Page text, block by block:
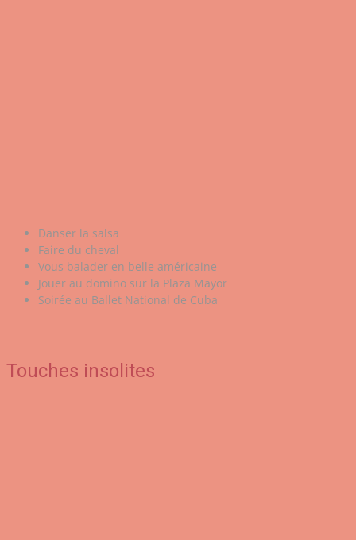
Danser la salsa
Faire du cheval
Vous balader en belle américaine
Jouer au domino sur la Plaza Mayor
Soirée au Ballet National de Cuba
Touches insolites